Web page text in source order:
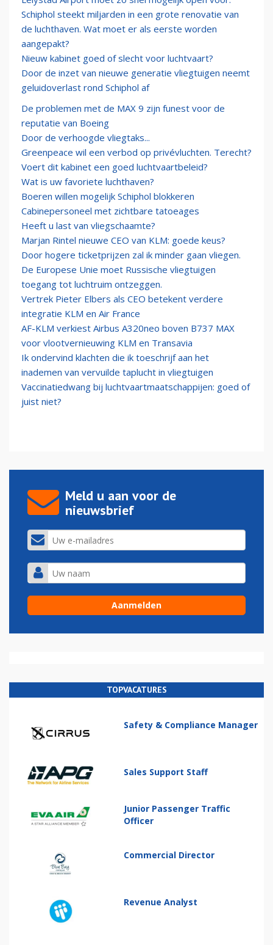
Schiphol steekt miljarden in een grote renovatie van
de luchthaven. Wat moet er als eerste worden
aangepakt?
Nieuw kabinet goed of slecht voor luchtvaart?
Door de inzet van nieuwe generatie vliegtuigen neemt
geluidoverlast rond Schiphol af
De problemen met de MAX 9 zijn funest voor de
reputatie van Boeing
Door de verhoogde vliegtaks...
Greenpeace wil een verbod op privévluchten. Terecht?
Voert dit kabinet een goed luchtvaartbeleid?
Wat is uw favoriete luchthaven?
Boeren willen mogelijk Schiphol blokkeren
Cabinepersoneel met zichtbare tatoeages
Heeft u last van vliegschaamte?
Marjan Rintel nieuwe CEO van KLM: goede keus?
Door hogere ticketprijzen zal ik minder gaan vliegen.
De Europese Unie moet Russische vliegtuigen
toegang tot luchtruim ontzeggen.
Vertrek Pieter Elbers als CEO betekent verdere
integratie KLM en Air France
AF-KLM verkiest Airbus A320neo boven B737 MAX
voor vlootvernieuwing KLM en Transavia
Ik ondervind klachten die ik toeschrijf aan het
inademen van vervuilde taplucht in vliegtuigen
Vaccinatiedwang bij luchtvaartmaatschappijen: goed of
juist niet?
Meld u aan voor de
nieuwsbrief
TOPVACATURES
Safety & Compliance Manager
Sales Support Staff
Junior Passenger Traffic
Officer
Commercial Director
Revenue Analyst